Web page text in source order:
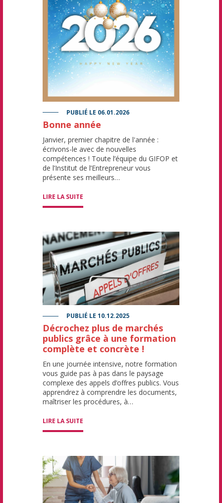
PUBLIÉ LE 06.01.2026
Bonne année
Janvier, premier chapitre de l'année :
écrivons-le avec de nouvelles
compétences ! Toute l’équipe du GIFOP et
de l’Institut de l’Entrepreneur vous
présente ses meilleurs…
LIRE LA SUITE
PUBLIÉ LE 10.12.2025
Décrochez plus de marchés
publics grâce à une formation
complète et concrète !
En une journée intensive, notre formation
vous guide pas à pas dans le paysage
complexe des appels d’offres publics. Vous
apprendrez à comprendre les documents,
maîtriser les procédures, à…
LIRE LA SUITE